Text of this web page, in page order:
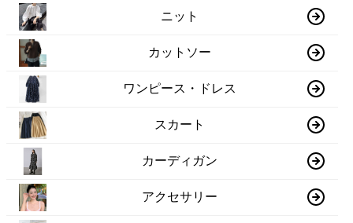
ニット
カットソー
ワンピース・ドレス
スカート
カーディガン
アクセサリー